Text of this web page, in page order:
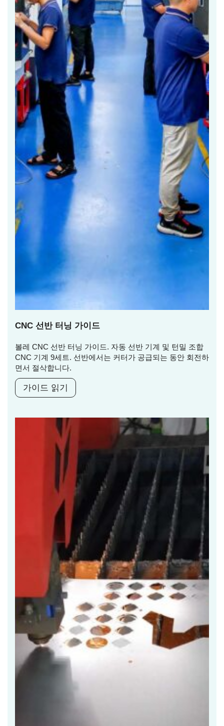
CNC 선반 터닝 가이드
볼레 CNC 선반 터닝 가이드. 자동 선반 기계 및 턴밀 조합
CNC 기계 9세트. 선반에서는 커터가 공급되는 동안 회전하
면서 절삭합니다.
가이드 읽기